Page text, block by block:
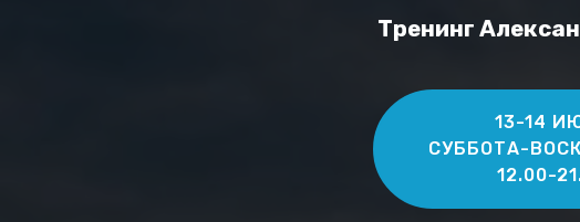
Тренинг
13-14
СУББОТА-
12.00-